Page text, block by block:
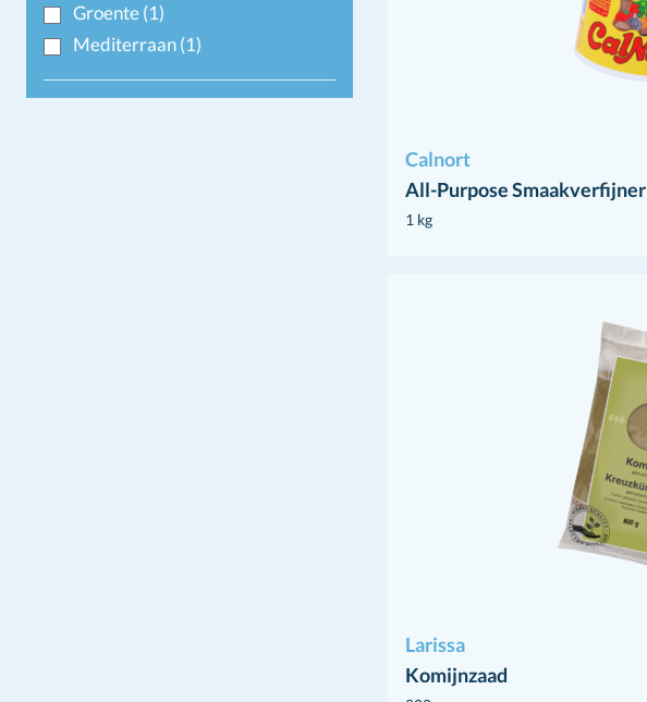
Groente(1)
Mediterraan(1)
Calnort
All-Purpose Smaakverfijner
1 kg
Larissa
Komijnzaad